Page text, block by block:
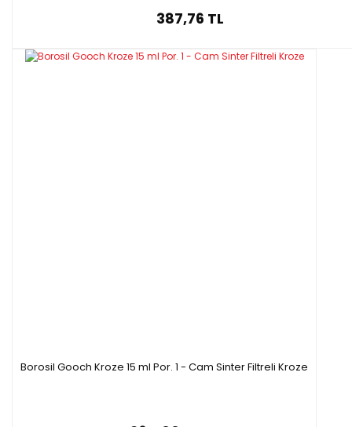
387,76 TL
Borosil Gooch Kroze 15 ml Por. 1 - Cam Sinter Filtreli Kroze